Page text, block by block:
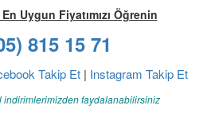
Uygun Fiyatımızı Öğrenin
815 15 71
Takip Et| Instagram Takip Et
indirimlerimizden faydalanabilirsiniz